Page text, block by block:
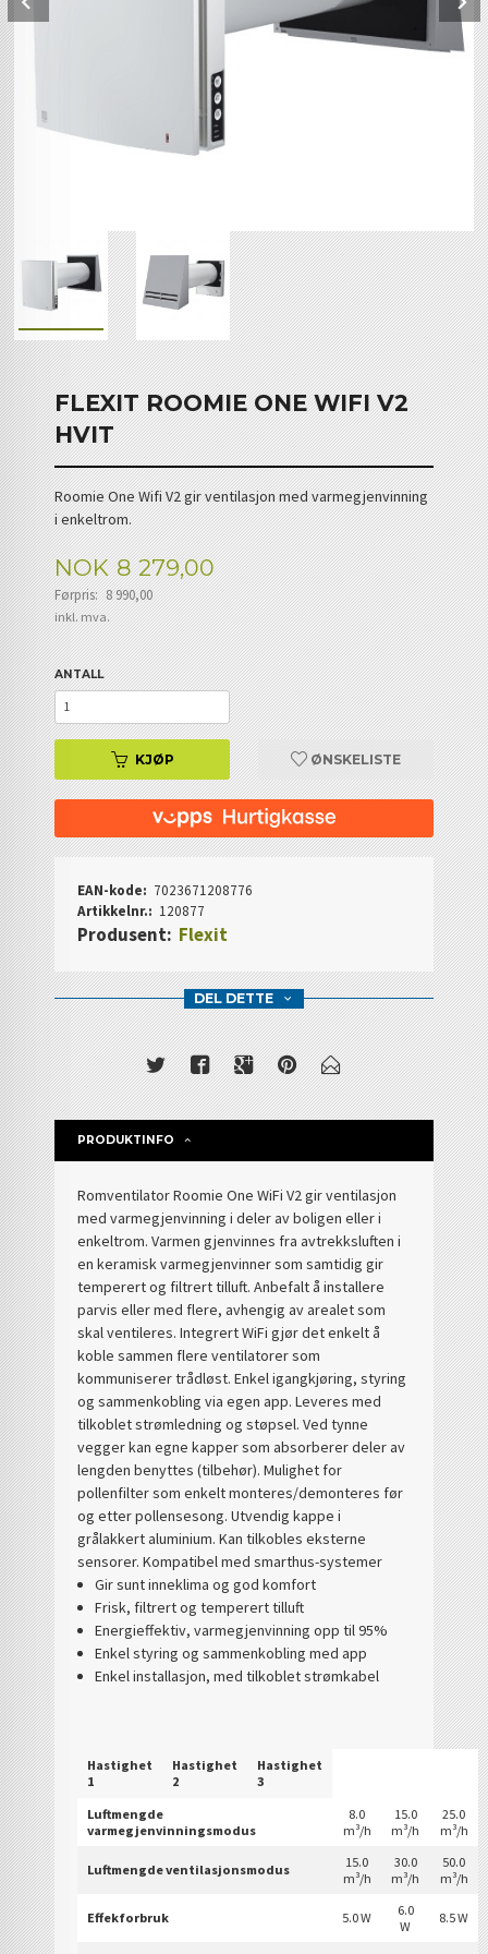
FLEXIT ROOMIE ONE WIFI V2
HVIT
Roomie One Wifi V2 gir ventilasjon med varmegjenvinning
i enkeltrom.
Tilbud
NOK 8 279,00
Førpris: 8 990,00
Rabatt
inkl. mva.
ANTALL
KJØP ØNSKELISTE
EAN-kode: 7023671208776
Artikkelnr.: 120877
Produsent: Flexit
DEL DETTE
PRODUKTINFO
Romventilator Roomie One WiFi V2 gir ventilasjon
med varmegjenvinning i deler av boligen eller i
enkeltrom. Varmen gjenvinnes fra avtrekksluften i
en keramisk varmegjenvinner som samtidig gir
temperert og filtrert tilluft. Anbefalt å installere
parvis eller med flere, avhengig av arealet som
skal ventileres. Integrert WiFi gjør det enkelt å
koble sammen flere ventilatorer som
kommuniserer trådløst. Enkel igangkjøring, styring
og sammenkobling via egen app. Leveres med
tilkoblet strømledning og støpsel. Ved tynne
vegger kan egne kapper som absorberer deler av
lengden benyttes (tilbehør). Mulighet for
pollenfilter som enkelt monteres/demonteres før
og etter pollensesong. Utvendig kappe i
grålakkert aluminium. Kan tilkobles eksterne
sensorer. Kompatibel med smarthus-systemer
Gir sunt inneklima og god komfort
Frisk, filtrert og temperert tilluft
Energieffektiv, varmegjenvinning opp til 95%
Enkel styring og sammenkobling med app
Enkel installasjon, med tilkoblet strømkabel
Hastighet
1
Hastighet
2
Hastighet
3
Luftmengde
varmegjenvinningsmodus
8.0
m³/h
15.0
m³/h
25.0
m³/h
Luftmengde ventilasjonsmodus
15.0
m³/h
30.0
m³/h
50.0
m³/h
Effekforbruk 5.0 W
6.0
W
8.5 W